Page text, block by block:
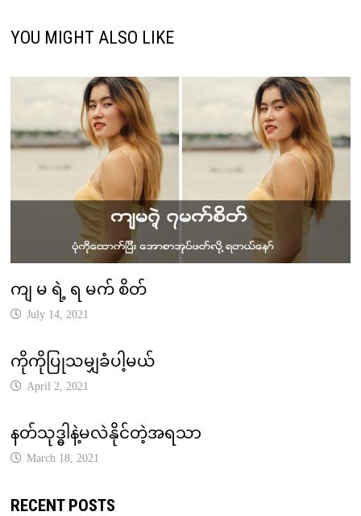
YOU MIGHT ALSO LIKE
ကျ မ ရဲ့ ရ မက် စိတ်
July 14, 2021
ကိုကိုပြုသမျှခံပါ့မယ်
April 2, 2021
နတ်သုဒ္ဓါနဲ့မလဲနိုင်တဲ့အရသာ
March 18, 2021
RECENT POSTS